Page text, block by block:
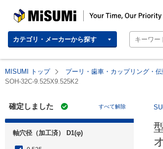
MISUMI | Your Time, Our Priority
カテゴリ・メーカーから探す
MISUMI トップ プーリ・歯車・カップリング・
SOH-32C-9.525X9.525K2
確定しました すべて解除
軸穴径（加工済） D1(φ)